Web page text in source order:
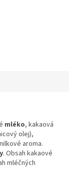
mléko, kakaová
olej),
aroma.
. Obsah kakaové
mléčných